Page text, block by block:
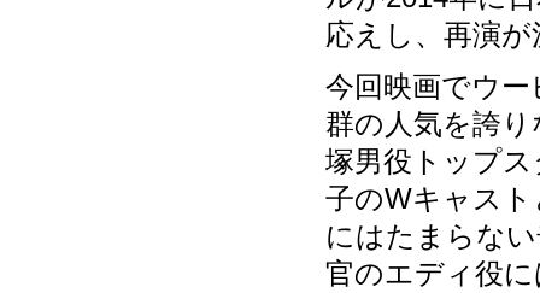
応えし、再演
今回映画でウ
群の人気を誇
塚男役トップ
子のWキャス
にはたまらな
官のエディ役